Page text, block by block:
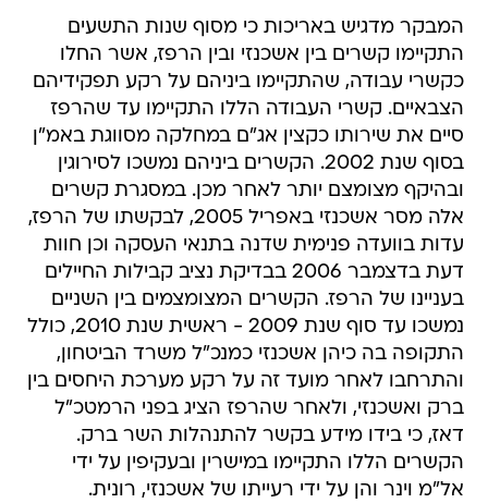
המבקר מדגיש באריכות כי מסוף שנות התשעים
התקיימו קשרים בין אשכנזי ובין הרפז, אשר החלו
כקשרי עבודה, שהתקיימו ביניהם על רקע תפקידיהם
הצבאיים. קשרי העבודה הללו התקיימו עד שהרפז
סיים את שירותו כקצין אג"ם במחלקה מסווגת באמ"ן
בסוף שנת 2002. הקשרים ביניהם נמשכו לסירוגין
ובהיקף מצומצם יותר לאחר מכן. במסגרת קשרים
אלה מסר אשכנזי באפריל 2005, לבקשתו של הרפז,
עדות בוועדה פנימית שדנה בתנאי העסקה וכן חוות
דעת בדצמבר 2006 בבדיקת נציב קבילות החיילים
בעניינו של הרפז. הקשרים המצומצמים בין השניים
נמשכו עד סוף שנת 2009 - ראשית שנת 2010, כולל
התקופה בה כיהן אשכנזי כמנכ"ל משרד הביטחון,
והתרחבו לאחר מועד זה על רקע מערכת היחסים בין
ברק ואשכנזי, ולאחר שהרפז הציג בפני הרמטכ"ל
דאז, כי בידו מידע בקשר להתנהלות השר ברק.
הקשרים הללו התקיימו במישרין ובעקיפין על ידי
אל"מ וינר והן על ידי רעייתו של אשכנזי, רונית.